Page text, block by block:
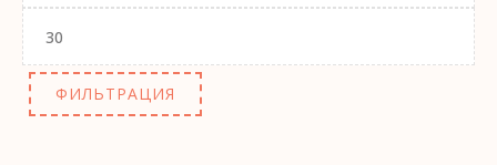
Максимальная
цена
ФИЛЬТРАЦИЯ